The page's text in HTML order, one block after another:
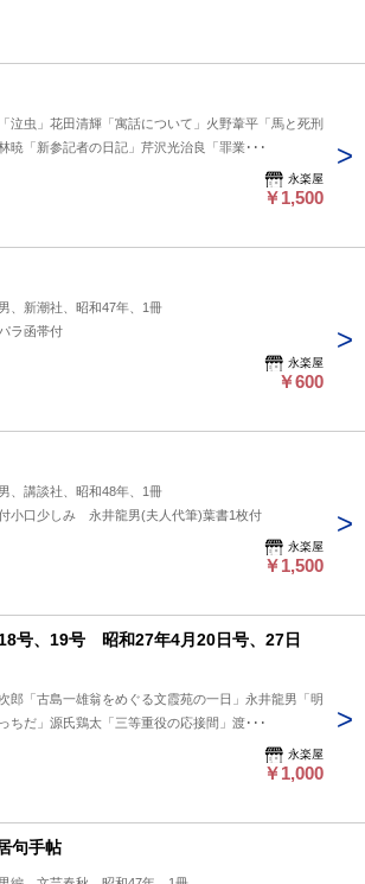
泣虫」花田清輝「寓話について」火野葦平「馬と死刑
暁「新参記者の日記」芹沢光治良「罪業･･･
永楽屋
￥1,500
、新潮社、昭和47年、1冊
ラ函帯付
永楽屋
￥600
、講談社、昭和48年、1冊
小口少しみ 永井龍男(夫人代筆)葉書1枚付
永楽屋
￥1,500
号、19号 昭和27年4月20日号、27日
郎「古島一雄翁をめぐる文霞苑の一日」永井龍男「明
ちだ」源氏鶏太「三等重役の応接間」渡･･･
永楽屋
￥1,000
句手帖